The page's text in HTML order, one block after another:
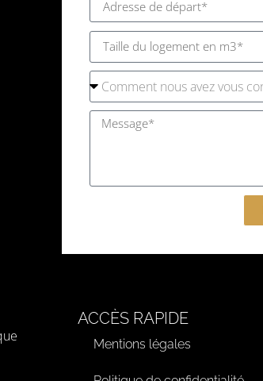
ACCÈS RAPIDE
Mentions légales